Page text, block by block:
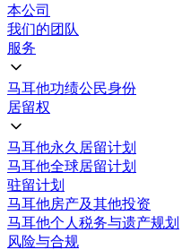
本公司
我们的团队
服务
马耳他功绩公民身份
居留权
马耳他永久居留计划
马耳他全球居留计划
驻留计划
马耳他房产及其他投资
马耳他个人税务与遗产规划
风险与合规